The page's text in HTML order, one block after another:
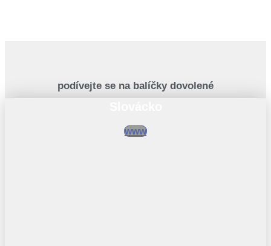
podívejte se na balíčky dovolené
www